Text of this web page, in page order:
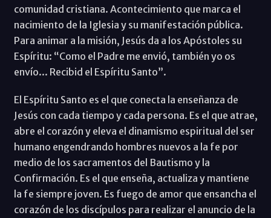
comunidad cristiana. Acontecimiento que marca el
nacimiento de la Iglesia y su manifestación pública.
Para animar a la misión, Jesús da a los Apóstoles su
Espíritu: “Como el Padre me envió, también yo os
envío... Recibid el Espíritu Santo”.
El Espíritu Santo es el que conecta la enseñanza de
Jesús con cada tiempo y cada persona. Es el que atrae,
abre el corazón y eleva el dinamismo espiritual del ser
humano engendrando hombres nuevos a la fe por
medio de los sacramentos del Bautismo y la
Confirmación. Es el que enseña, actualiza y mantiene
la fe siempre joven. Es fuego de amor que ensancha el
corazón de los discípulos para realizar el anuncio de la